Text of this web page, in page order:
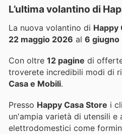
L’ultima volantino di
La nuova volantino di Happy
22 maggio 2026 al 6 giugno
Con oltre 12 pagine di
troverete incredibili modi di
Casa e Mobili.
Presso Happy Casa Store i
un'ampia varietà di utensili
elettrodomestici come